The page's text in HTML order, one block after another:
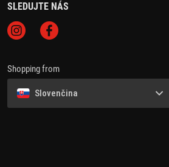
SLEDUJTE NÁS
Shopping from
Slovenčina